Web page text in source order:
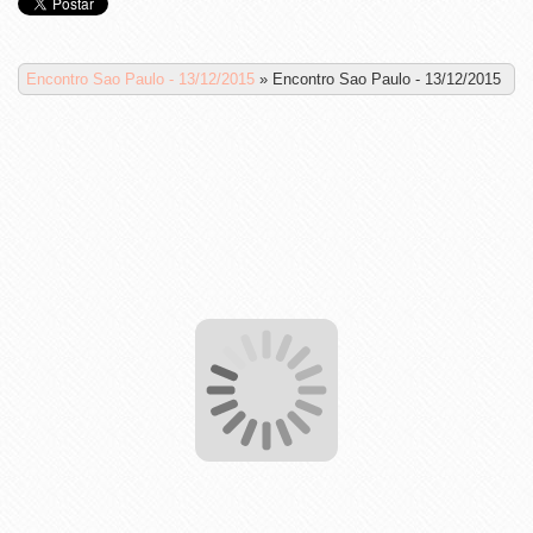
Encontro Sao Paulo - 13/12/2015 » Encontro Sao Paulo - 13/12/2015